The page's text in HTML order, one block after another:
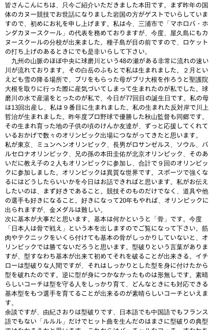
皆さんこんにちは、只今ご紹介いただきました本田です。まず昨年の国
体のカヌー競技でお世話になりました岩国の方がゲストでいらしていま
すので、初めにお礼を申し上げます。私は今、三浦市で「マホロバ・ホ
ンダカヌースクール」の代表を務めておりますが、今度、屋久島にもカ
ヌースクールの分校が出来ました。種子島が目の前ですので、ロケット
の打ち上げのあるときにでも是非いらして下さい。
九州の山脈のほぼ中央に球磨川という48の瀬がある非常に流れの速い
川が流れております。その白岳のふもとで私は生まれました。２月とい
えども雪の降る場所で、ブリをもらった母がブリ大根を作ろうと聖護院
大根を取りに行った際に産気づいてしまって生まれたのが私でした。球
磨川の水で産湯をとったのが私で、今日が77回目の誕生日です。私の母
は13回出産し、私は９番目に生まれました。私の生まれた反対岸で川上
哲治が生まれました。昨年度プロ野球で優勝した秋山監督も同郷です。
その生まれ育った地の子供の頃のけんか友達が、ずっと応援してくれて
いるおかげで数々のオリンピック出場につながってきたと思います。
私が東京、ミュンヘンオリンピック、長男がロサンゼルス、ソウル、バ
ルセロナオリンピック、兄の孫の本田圭佑が北京オリンピック、そのあ
いだに教え子の２人もオリンピックに参加し、合計で９回のオリンピッ
クに参加しました。オリンピックは異質な世界です。スポーツで強くな
るにはどうしたらいいかを今日はお話できればと思います。私がお伝え
したいのは、まず好きであること。競技そのものだけでなく、道具や他
の選手も好きになること。好きになって20年もやれば、オリンピックに
出られますが、金メダルは難しい。
次に基本が大事だと思います。基本は何かというと「骨」です。今度
「日本人は骨で戦え」という本を出しますのでご覧になって下さい。筋
肉やテクニックをいくら付けても基本の骨がしっかりしていないと、オ
リンピックでは勝てないだろうと思います。型破りという言葉がありま
すが、型すなわち基本が出来て初めてそれを破ることが出来きる。イチ
ローは型破りな人間ですが、それはしっかりとした型を身に付けたから
型を破れたのです。逆に型が身につかなかったものは形無しです。素晴
らしいコーチは型を守る人をしっかり育て、どんなときにも対応できる
基本型をもつ選手を育てることが出来るのが素晴らしいコーチといえま
す。
余談ですが、由紀さおりは型破りです、日本語でも中国語でもフランス
語でもない「ルルル」だけでヒット曲を生んだのはまさに型破りの典型